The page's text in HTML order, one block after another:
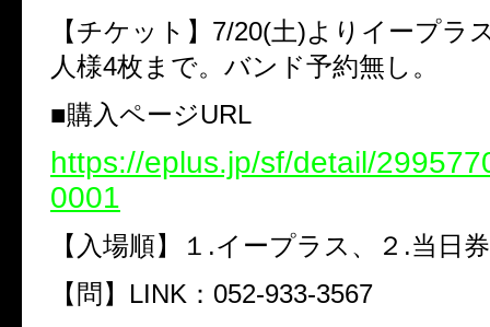
【チケット】7/20(土)よりイープラ
人様4枚まで。バンド予約無し。
■購入ページURL
https://eplus.jp/sf/detail/
0001
【入場順】１.イープラス、２.当日券
【問】LINK：052-933-3567